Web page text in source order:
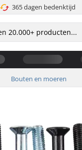
365 dagen bedenktijd
Bouten en moeren